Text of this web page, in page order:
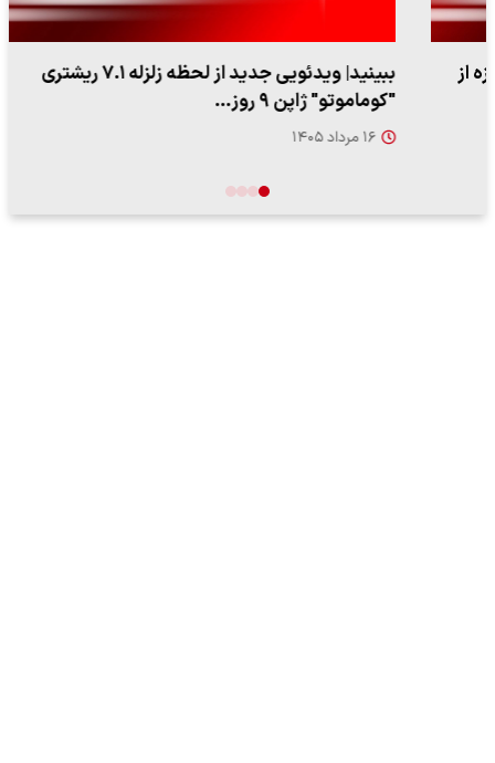
ببینید| ویدئویی جدید از لحظه زلزله ۷.۱ ریشتری
"کوماموتو" ژاپن ۹ روز…